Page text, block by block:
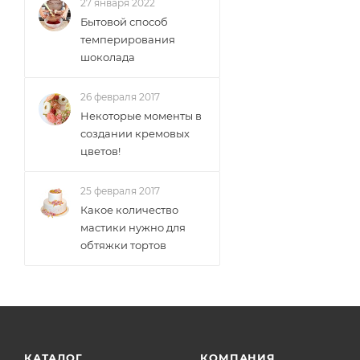
27 января 2022
Бытовой способ
темперирования
шоколада
26 февраля 2017
Некоторые моменты в
создании кремовых
цветов!
25 февраля 2017
Какое количество
мастики нужно для
обтяжки тортов